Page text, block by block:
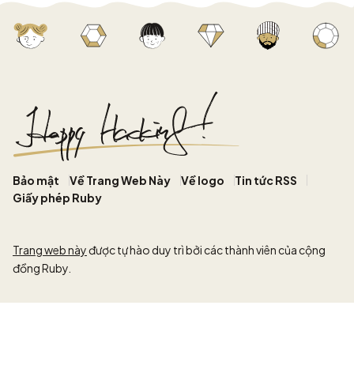
Bảo mật Về Trang Web Này Về logo
Tin tức RSS
Giấy phép Ruby
Trang web nàyđược tự hào duy trì bởi các thành viên của cộng
đồng Ruby.